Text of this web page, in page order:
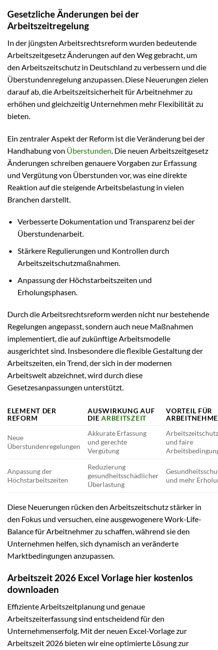
Gesetzliche Änderungen bei der
Arbeitszeitregelung
In der jüngsten Arbeitsrechtsreform wurden bedeutende
Arbeitszeitgesetz Änderungen auf den Weg gebracht, um
den Arbeitszeitschutz in Deutschland zu verbessern und die
Überstundenregelung anzupassen. Diese Neuerungen zielen
darauf ab, die Arbeitszeitsicherheit für Arbeitnehmer zu
erhöhen und gleichzeitig Unternehmen mehr Flexibilität zu
bieten.
Ein zentraler Aspekt der Reform ist die Veränderung bei der
Handhabung von Überstunden . Die neuen Arbeitszeitgesetz
Änderungen schreiben genauere Vorgaben zur Erfassung
und Vergütung von Überstunden vor, was eine direkte
Reaktion auf die steigende Arbeitsbelastung in vielen
Branchen darstellt.
Verbesserte Dokumentation und Transparenz bei der
Überstundenarbeit.
Stärkere Regulierungen und Kontrollen durch
Arbeitszeitschutzmaßnahmen.
Anpassung der Höchstarbeitszeiten und
Erholungsphasen.
Durch die Arbeitsrechtsreform werden nicht nur bestehende
Regelungen angepasst, sondern auch neue Maßnahmen
implementiert, die auf zukünftige Arbeitsmodelle
ausgerichtet sind. Insbesondere die flexible Gestaltung der
Arbeitszeiten, ein Trend, der sich in der modernen
Arbeitswelt abzeichnet, wird durch diese
Gesetzesanpassungen unterstützt.
ELEMENT DER
REFORM
AUSWIRKUNG AUF
DIEARBEITSZEIT
VORTEIL FÜR
Neue
Überstundenregelungen
Akkurate Erfassung
und gerechte
Vergütung
und faire
Anpassung der
Höchstarbeitszeiten
Reduzierung
gesundheitsschädlicher
Überlastung
und mehr
Diese Neuerungen rücken den Arbeitszeitschutz stärker in
den Fokus und versuchen, eine ausgewogenere Work-Life-
Balance für Arbeitnehmer zu schaffen, während sie den
Unternehmen helfen, sich dynamisch an veränderte
Marktbedingungen anzupassen.
Arbeitszeit 2026 Excel Vorlage hier kostenlos
downloaden
Effiziente Arbeitszeitplanung und genaue
Arbeitszeiterfassung sind entscheidend für den
Unternehmenserfolg. Mit der neuen Excel-Vorlage zur
Arbeitszeit 2026 bieten wir eine optimierte Lösung zur